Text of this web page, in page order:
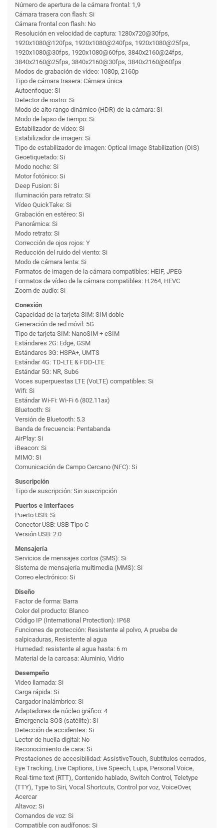
Número de apertura de la cámara frontal: 1,9
Cámara trasera con flash: Si
Cámara frontal con flash: No
Resolución en velocidad de captura: 1280x720@30fps,
1920x1080@120fps, 1920x1080@240fps, 1920x1080@25fps,
1920x1080@30fps, 1920x1080@60fps, 3840x2160@24fps,
3840x2160@25fps, 3840x2160@30fps, 3840x2160@60fps
Modos de grabación de vídeo: 1080p, 2160p
Tipo de cámara trasera: Cámara única
Autoenfoque: Si
Detector de rostro: Si
Modo de alto rango dinámico (HDR) de la cámara: Si
Modo de lapso de tiempo: Si
Estabilizador de vídeo: Si
Estabilizador de imagen: Si
Tipo de estabilizador de imagen: Optical Image Stabilization (OIS)
Geoetiquetado: Si
Modo noche: Si
Motor fotónico: Si
Deep Fusion: Si
Iluminación para retrato: Si
Vídeo QuickTake: Si
Grabación en estéreo: Si
Panorámica: Si
Modo retrato: Si
Corrección de ojos rojos: Y
Reducción del ruido del viento: Si
Modo de cámara lenta: Si
Formatos de imagen de la cámara compatibles: HEIF, JPEG
Formatos de vídeo de la cámara compatibles: H.264, HEVC
Zoom de audio: Si
Conexión
Capacidad de la tarjeta SIM: SIM doble
Generación de red móvil: 5G
Tipo de tarjeta SIM: NanoSIM + eSIM
Estándares 2G: Edge, GSM
Estándares 3G: HSPA+, UMTS
Estándar 4G: TD-LTE & FDD-LTE
Estándar 5G: NR, Sub6
Voces superpuestas LTE (VoLTE) compatibles: Si
Wifi: Si
Estándar Wi-Fi: Wi-Fi 6 (802.11ax)
Bluetooth: Si
Versión de Bluetooth: 5.3
Banda de frecuencia: Pentabanda
AirPlay: Si
iBeacon: Si
MIMO: Si
Comunicación de Campo Cercano (NFC): Si
Suscripción
Tipo de suscripción: Sin suscripción
Puertos e Interfaces
Puerto USB: Si
Conector USB: USB Tipo C
Versión USB: 2.0
Mensajería
Servicios de mensajes cortos (SMS): Si
Sistema de mensajería multimedia (MMS): Si
Correo electrónico: Si
Diseño
Factor de forma: Barra
Color del producto: Blanco
Código IP (International Protection): IP68
Funciones de protección: Resistente al polvo, A prueba de
salpicaduras, Resistente al agua
Humedad: resistente al agua hasta: 6 m
Material de la carcasa: Aluminio, Vidrio
Desempeño
Video llamada: Si
Carga rápida: Si
Cargador inalámbrico: Si
Adaptadores de núcleo gráfico: 4
Emergencia SOS (satélite): Si
Detección de accidentes: Si
Lector de huella digital: No
Reconocimiento de cara: Si
Prestaciones de accesibilidad: AssistiveTouch, Subtítulos cerrados,
Eye Tracking, Live Captions, Live Speech, Lupa, Personal Voice,
Real-time text (RTT), Contenido hablado, Switch Control, Teletype
(TTY), Type to Siri, Vocal Shortcuts, Control por voz, VoiceOver,
Acercar
Altavoz: Si
Comandos de voz: Si
Compatible con audífonos: Si